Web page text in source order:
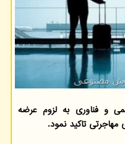
و فناوری به لزوم عرضه
تاکید نمود.